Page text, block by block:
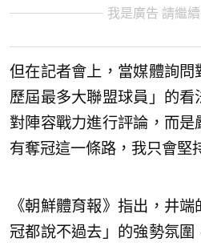
我是廣告 請繼
但在記者會上，當媒體詢問
歷屆最多大聯盟球員」的
對陣容戰力進行評論，而是
有奪冠這一條路，我只會堅
《朝鮮體育報》指出，井
冠都說不過去」的強勢氛